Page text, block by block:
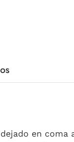
en coma